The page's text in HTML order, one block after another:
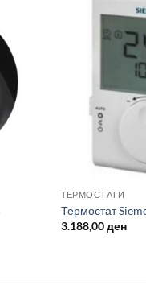
TЕРМОСТАТИ
Термостат
3.188,00ден